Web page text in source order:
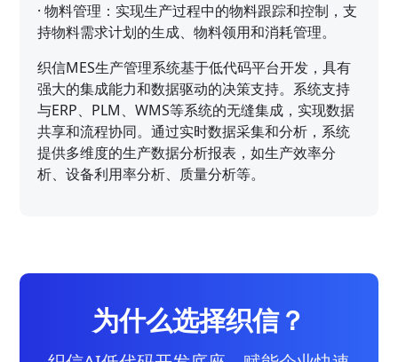
·物料管理：实现生产过程中的物料跟踪和控制，支
持物料需求计划的生成、物料领用和消耗管理。
织信MES生产管理系统基于低代码平台开发，具有
强大的集成能力和数据驱动的决策支持。系统支持
与ERP、PLM、WMS等系统的无缝集成，实现数据
共享和流程协同。通过实时数据采集和分析，系统
提供多维度的生产数据分析报表，如生产效率分
析、设备利用率分析、质量分析等。
为什么选择织信？